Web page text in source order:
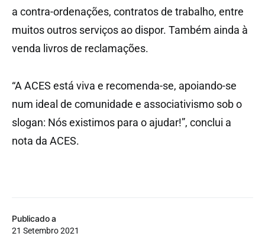
Publicado a
21 Setembro 2021
a contra-ordenações, contratos de trabalho, entre
muitos outros serviços ao dispor. Também ainda à
venda livros de reclamações.
“A ACES está viva e recomenda-se, apoiando-se
num ideal de comunidade e associativismo sob o
slogan: Nós existimos para o ajudar!”, conclui a
nota da ACES.